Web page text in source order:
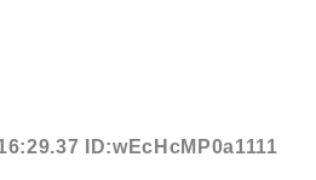
ID:wEcHcMP0a1111